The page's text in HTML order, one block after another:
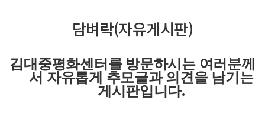
담벼락(자유게시판)
김대중평화센터를 방문하시는 여러분께
서 자유롭게 추모글과의견을 남기는
게시판입니다.